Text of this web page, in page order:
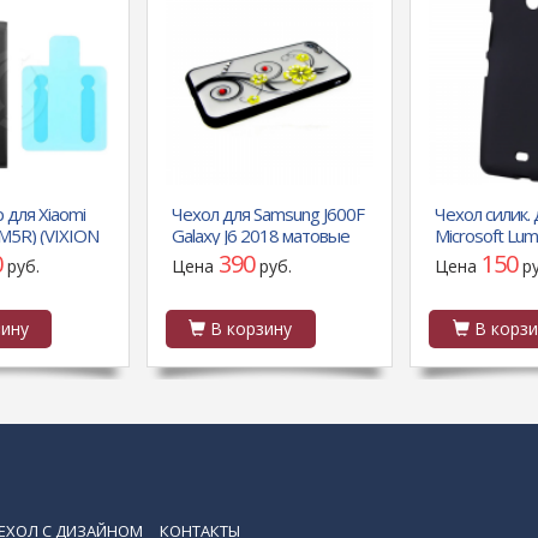
для Xiaomi
(VIXION
руб.
Чехол для Samsung J600F
Galaxy J6 2018 матовые
цветы крупные, желтые
Цена 390руб.
В корзину
Чехол силик.
Microsoft
матовый
коробке
Цена 150
В
С ДИЗАЙНОМ КОНТАКТЫ